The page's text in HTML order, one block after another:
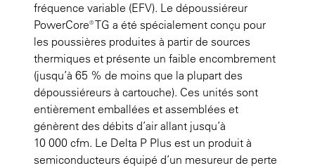
fréquence variable (EFV). Le dépoussiéreur
PowerCore® TG a été spécialement conçu pour
les poussières produites à partir de sources
thermiques et présente un faible encombrement
(jusqu’à 65 % de moins que la plupart des
dépoussiéreurs à cartouche). Ces unités sont
entièrement emballées et assemblées et
génèrent des débits d’air allant jusqu’à
10 000 cfm. Le Delta P Plus est un produit à
semiconducteurs équipé d’un mesureur de perte